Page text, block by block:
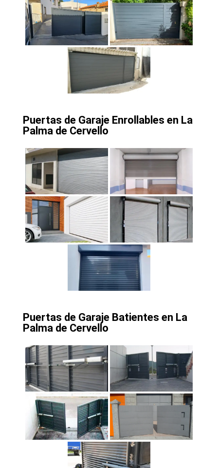
Puertas de Garaje Enrollables en La
Palma de Cervello
Puertas de Garaje Batientes en La
Palma de Cervello